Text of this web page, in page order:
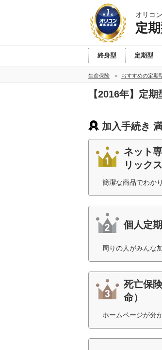
オリコ
定
終身型 定期型
生命保険 おすすめの定期
【2016年】定
加入手続き
ネット
リック
簡潔な商品でわか
個人定
周りの人がみんな
死亡保
命）
ホームページが分